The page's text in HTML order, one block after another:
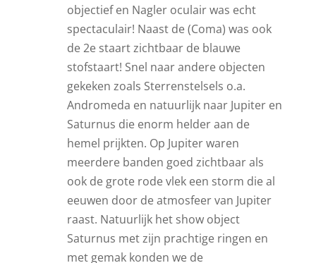
objectief en Nagler oculair was echt
spectaculair! Naast de (Coma) was ook
de 2e staart zichtbaar de blauwe
stofstaart! Snel naar andere objecten
gekeken zoals Sterrenstelsels o.a.
Andromeda en natuurlijk naar Jupiter en
Saturnus die enorm helder aan de
hemel prijkten. Op Jupiter waren
meerdere banden goed zichtbaar als
ook de grote rode vlek een storm die al
eeuwen door de atmosfeer van Jupiter
raast. Natuurlijk het show object
Saturnus met zijn prachtige ringen en
met gemak konden we de